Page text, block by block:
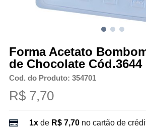
Forma Acetato
de Chocolate Cód.3644
Cod. do Produto: 354701
R$ 7,70
1xde R$ 7,70 no cartão de